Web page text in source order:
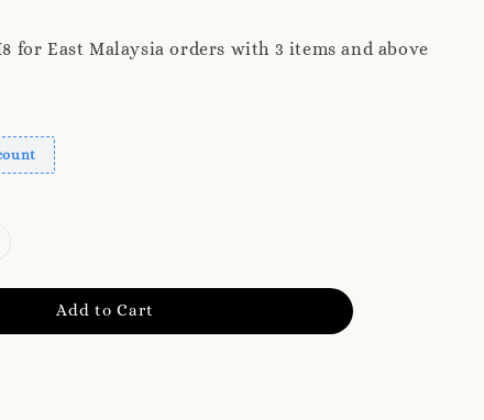
for East Malaysia orders with 3 items and above
Add to Cart